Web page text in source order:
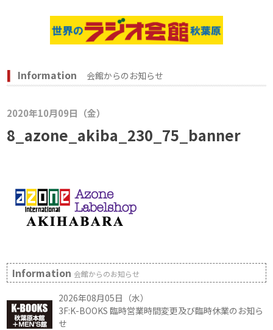
Information 会館からのお知らせ
2020年10月09日（金）
8_azone_akiba_230_75_banner
Information会館からのお知らせ
2026年08月05日（水）
3F:K-BOOKS 臨時営業時間変更及び臨時休業のお知ら
せ